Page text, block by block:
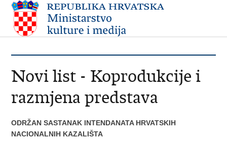
Novi list - Koprodukcije i
razmjena predstava
ODRŽAN SASTANAK INTENDANATA HRVATSKIH
NACIONALNIH KAZALIŠTA